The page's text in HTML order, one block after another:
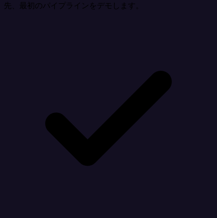
先、最初のパイプラインをデモします。